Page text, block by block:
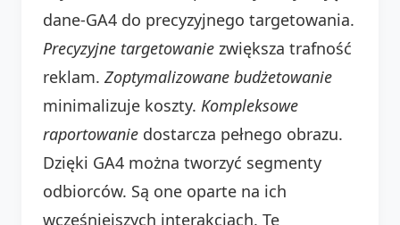
dane-GA4 do precyzyjnego targetowania.
Precyzyjne targetowanie zwiększa trafność
reklam. Zoptymalizowane budżetowanie
minimalizuje koszty. Kompleksowe
raportowanie dostarcza pełnego obrazu.
Dzięki GA4 można tworzyć segmenty
odbiorców. Są one oparte na ich
wcześniejszych interakcjach. Te